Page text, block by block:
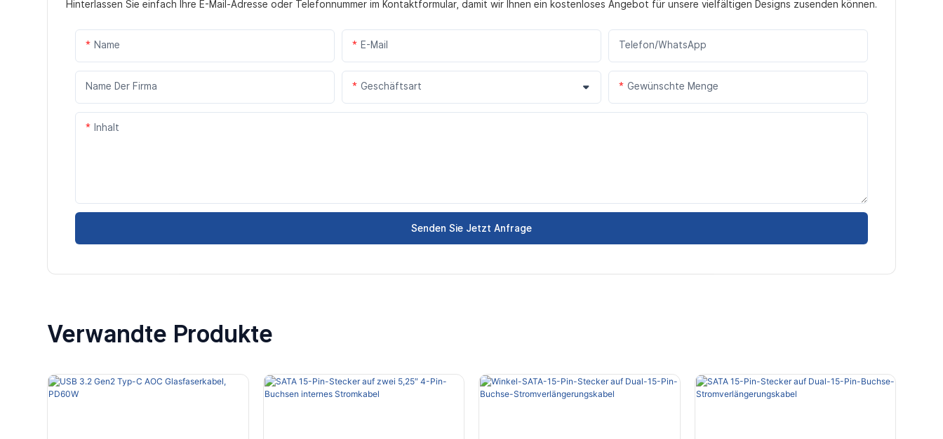
Hinterlassen Sie einfach Ihre E-Mail-Adresse oder Telefonnummer im Kontaktformular, damit wir Ihnen ein kostenloses Angebot für unsere vielfältigen Designs zusenden können.
Name E-Mail Telefon/WhatsApp
Name Der Firma Geschäftsart Gewünschte Menge
Inhalt
Senden Sie Jetzt Anfrage
Verwandte Produkte